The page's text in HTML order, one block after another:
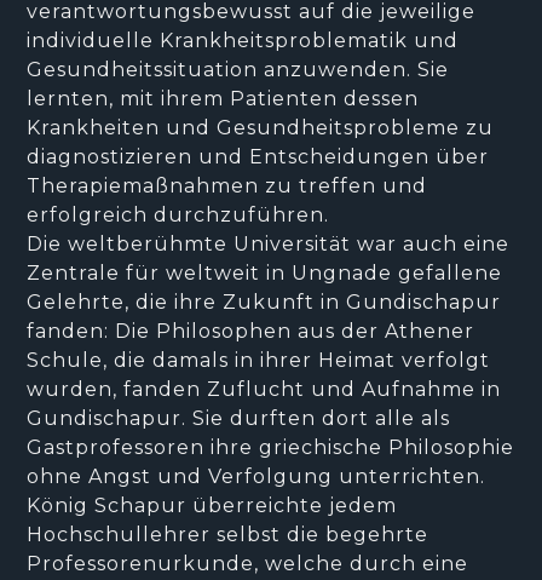
verantwortungsbewusst auf die jeweilige
individuelle Krankheitsproblematik und
Gesundheitssituation anzuwenden. Sie
lernten, mit ihrem Patienten dessen
Krankheiten und Gesundheitsprobleme zu
diagnostizieren und Entscheidungen über
Therapiemaßnahmen zu treffen und
erfolgreich durchzuführen.
Die weltberühmte Universität war auch eine
Zentrale für weltweit in Ungnade gefallene
Gelehrte, die ihre Zukunft in Gundischapur
fanden: Die Philosophen aus der Athener
Schule, die damals in ihrer Heimat verfolgt
wurden, fanden Zuflucht und Aufnahme in
Gundischapur. Sie durften dort alle als
Gastprofessoren ihre griechische Philosophie
ohne Angst und Verfolgung unterrichten.
König Schapur überreichte jedem
Hochschullehrer selbst die begehrte
Professorenurkunde, welche durch eine